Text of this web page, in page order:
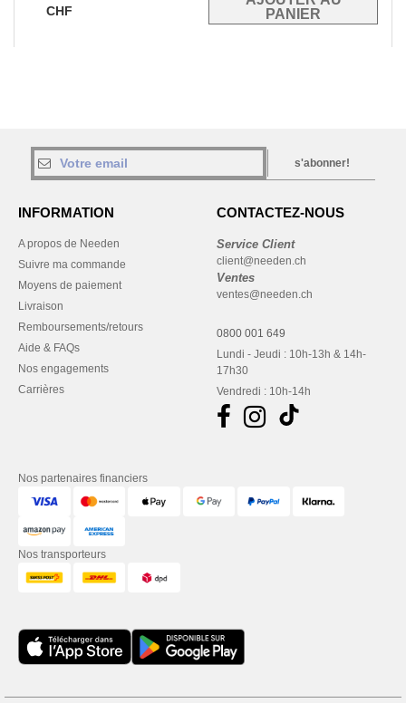
CHF
s'abonner!
INFORMATION
A propos de Needen
Suivre ma commande
Moyens de paiement
Livraison
Remboursements/retours
Aide & FAQs
Nos engagements
Carrières
CONTACTEZ-NOUS
Service Client
client@needen.ch
Ventes
ventes@needen.ch
0800 001 649
Lundi - Jeudi : 10h-13h & 14h-
17h30
Vendredi : 10h-14h
Nos partenaires financiers
Nos transporteurs